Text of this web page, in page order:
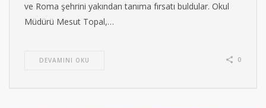
ve Roma şehrini yakından tanıma fırsatı buldular. Okul
Müdürü Mesut Topal,…
DEVAMINI OKU 0